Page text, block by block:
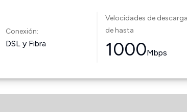
Conexión:
DSL y Fibra
Velocidades de descarga
de hasta
1000Mbps